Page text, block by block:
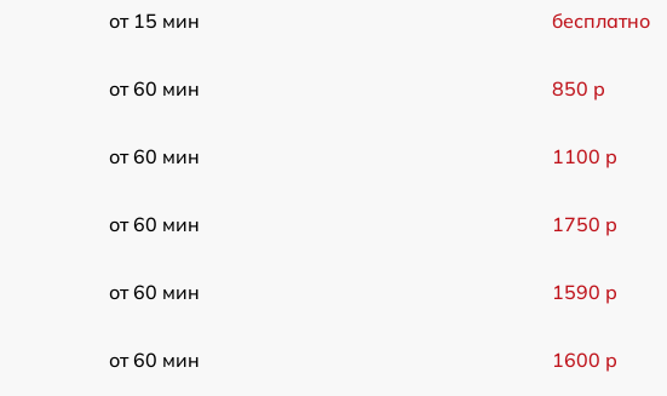
от 15 мин бесплатно
от 60 мин 850 р
от 60 мин 1100 р
от 60 мин 1750 р
от 60 мин 1590 р
от 60 мин 1600 р